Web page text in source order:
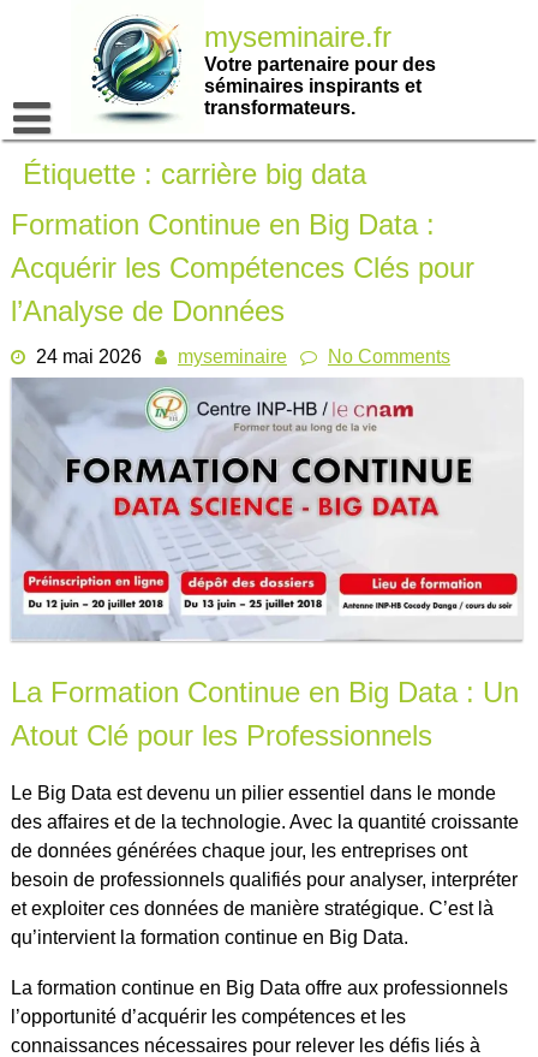
myseminaire.fr
Votre partenaire pour des
séminaires inspirants et
transformateurs.
Étiquette : carrière big data
Formation Continue en Big Data :
Acquérir les Compétences Clés pour
l’Analyse de Données
24 mai 2026 myseminaire No Comments
La Formation Continue en Big Data : Un
Atout Clé pour les Professionnels
Le Big Data est devenu un pilier essentiel dans le monde
des affaires et de la technologie. Avec la quantité croissante
de données générées chaque jour, les entreprises ont
besoin de professionnels qualifiés pour analyser, interpréter
et exploiter ces données de manière stratégique. C’est là
qu’intervient la formation continue en Big Data.
La formation continue en Big Data offre aux professionnels
l’opportunité d’acquérir les compétences et les
connaissances nécessaires pour relever les défis liés à